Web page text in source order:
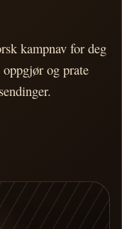
kampnav for deg
og prate